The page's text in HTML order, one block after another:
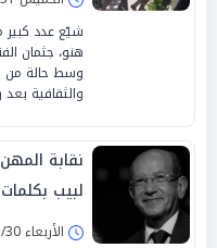
شيّع عدد كبير
هنو، جثمان
وسط حالة من
والثقافية بعد
نقابة
لبيب
الأربعاء 30/يوليو/2025 - 02:06 م